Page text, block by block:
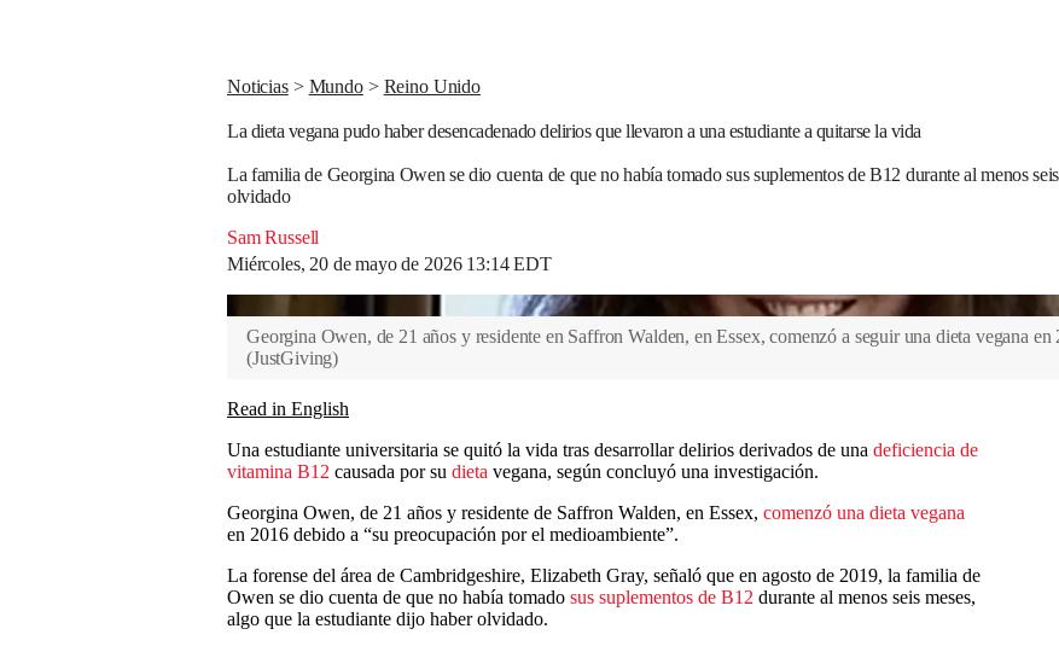
Noticias Mundo Reino Unido
La dieta vegana pudo haber desencadenado delirios que llevaron a una estudiante a quitarse la vida
La familia de Georgina Owen se dio cuenta de que no había tomado sus suplementos de B12 durante al menos
olvidado
Sam Russell
Miércoles, 20 de mayo de 2026 13:14 EDT
Georgina Owen, de 21 años y residente en Saffron Walden, en Essex, comenzó a seguir una dieta vegana
(JustGiving)
Read in English
Una estudiante universitaria se quitó la vida tras desarrollar delirios derivados de una deficiencia de
vitamina B12 causada por su dieta vegana, según concluyó una investigación.
Georgina Owen, de 21 años y residente de Saffron Walden, en Essex, comenzó una dieta vegana
en 2016 debido a “su preocupación por el medioambiente”.
La forense del área de Cambridgeshire, Elizabeth Gray, señaló que en agosto de 2019, la familia de
Owen se dio cuenta de que no había tomado sus suplementos de B12 durante al menos seis meses,
algo que la estudiante dijo haber olvidado.